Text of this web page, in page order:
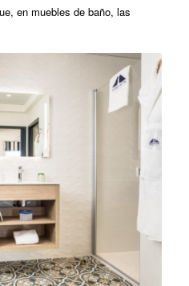
en muebles de baño, las